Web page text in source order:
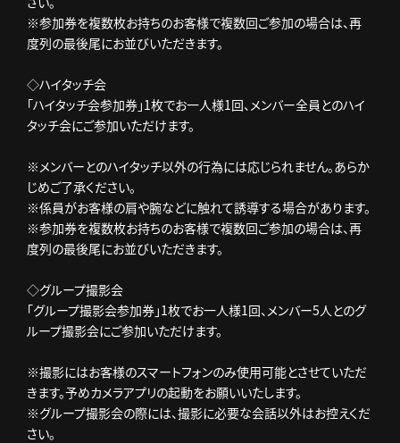
※参加券を複数枚お持ちのお客様で複数回ご参加の場合は、再
度列の最後尾にお並びいただきます。
◇ハイタッチ会
「ハイタッチ会参加券」1枚でお一人様1回、メンバー全員とのハイ
タッチ会にご参加いただけます。
※メンバーとのハイタッチ以外の行為には応じられません。あらか
じめご了承ください。
※係員がお客様の肩や腕などに触れて誘導する場合があります。
※参加券を複数枚お持ちのお客様で複数回ご参加の場合は、再
度列の最後尾にお並びいただきます。
◇グループ撮影会
「グループ撮影会参加券」1枚でお一人様1回、メンバー5人とのグ
ループ撮影会にご参加いただけます。
※撮影にはお客様のスマートフォンのみ使用可能とさせていただ
きます。予めカメラアプリの起動をお願いいたします。
※グループ撮影会の際には、撮影に必要な会話以外はお控えくだ
さい。